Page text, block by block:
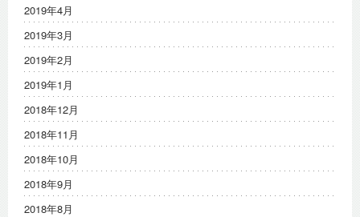
2019年4月
2019年3月
2019年2月
2019年1月
2018年12月
2018年11月
2018年10月
2018年9月
2018年8月